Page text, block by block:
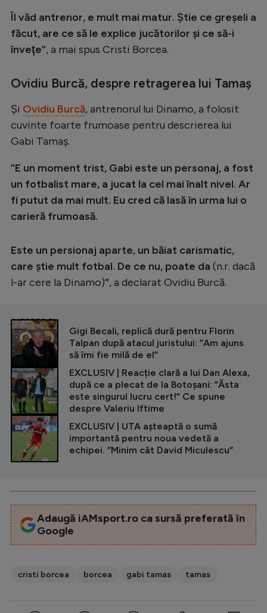
Îl văd antrenor, e mult mai matur. Ştie ce greşeli a
făcut, are ce să le explice jucătorilor şi ce să-i
înveţe”, a mai spus Cristi Borcea.
Ovidiu Burcă, despre retragerea lui Tamaș
Și Ovidiu Burcă, antrenorul lui Dinamo, a folosit
cuvinte foarte frumoase pentru descrierea lui
Gabi Tamaș.
”E un moment trist, Gabi este un personaj, a fost
un fotbalist mare, a jucat la cel mai înalt nivel. Ar
fi putut da mai mult. Eu cred că lasă în urma lui o
carieră frumoasă.
Este un persionaj aparte, un băiat carismatic,
care știe mult fotbal. De ce nu, poate da (n.r. dacă
l-ar cere la Dinamo)”, a declarat Ovidiu Burcă.
CITEȘTE ȘI
Gigi Becali, replică dură pentru Florin
Talpan după atacul juristului: ”Am ajuns
să îmi fie milă de el”
EXCLUSIV | Reacție clară a lui Dan Alexa,
după ce a plecat de la Botoșani: ”Ăsta
este singurul lucru cert!” Ce spune
despre Valeriu Iftime
EXCLUSIV | UTA așteaptă o sumă
importantă pentru noua vedetă a
echipei. ”Minim cât David Miculescu”
Adaugă iAMsport.ro ca sursă preferată în
Google
cristi borcea borcea gabi tamas tamas